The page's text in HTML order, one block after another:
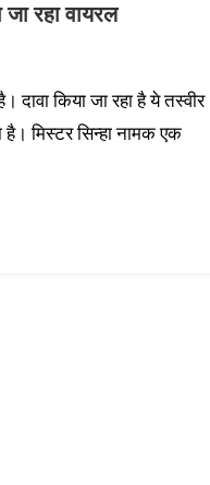
रहा वायरल
दावा किया जा रहा है ये तस्वीर
मिस्टर सिन्हा नामक एक